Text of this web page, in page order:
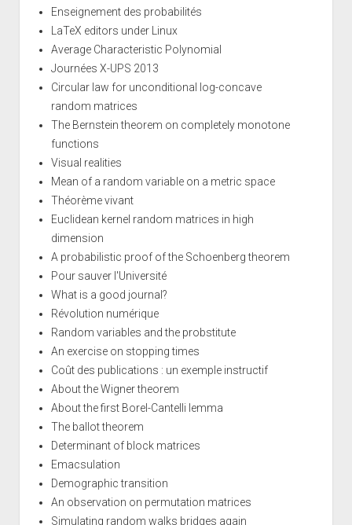
Enseignement des probabilités
LaTeX editors under Linux
Average Characteristic Polynomial
Journées X-UPS 2013
Circular law for unconditional log-concave
random matrices
The Bernstein theorem on completely monotone
functions
Visual realities
Mean of a random variable on a metric space
Théorème vivant
Euclidean kernel random matrices in high
dimension
A probabilistic proof of the Schoenberg theorem
Pour sauver l'Université
What is a good journal?
Révolution numérique
Random variables and the probstitute
An exercise on stopping times
Coût des publications : un exemple instructif
About the Wigner theorem
About the first Borel-Cantelli lemma
The ballot theorem
Determinant of block matrices
Emacsulation
Demographic transition
An observation on permutation matrices
Simulating random walks bridges again